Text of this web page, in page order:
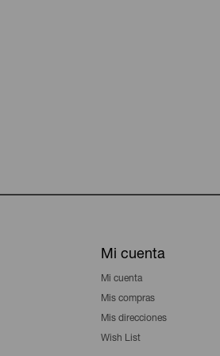
Mi cuenta
Mi cuenta
Mis compras
Mis direcciones
Wish List